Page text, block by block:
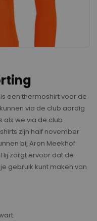
een thermoshirt voor de
via de club aardig
als we via de club
zijn half november
bij Aron Meekhof
zorgt ervoor dat de
gebruik kunt maken van